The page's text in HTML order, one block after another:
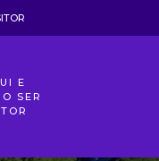
E
SER